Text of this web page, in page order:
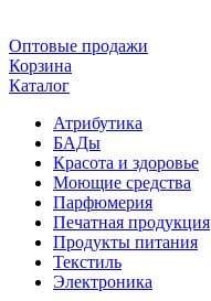
Оптовые продажи
Корзина
Каталог
Атрибутика
БАДы
Красота и здоровье
Моющие средства
Парфюмерия
Печатная продукция
Продукты питания
Текстиль
Электроника